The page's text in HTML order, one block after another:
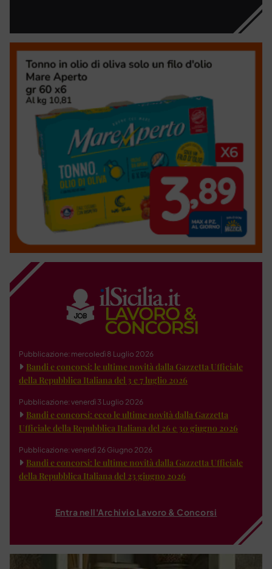
Pubblicazione: mercoledì 8 Luglio 2026
Bandi e concorsi: le ultime novità dalla Gazzetta Ufficiale
della Repubblica Italiana del 3 e 7 luglio 2026
Pubblicazione: venerdì 3 Luglio 2026
Bandi e concorsi: ecco le ultime novità dalla Gazzetta
Ufficiale della Repubblica Italiana del 26 e 30 giugno 2026
Pubblicazione: venerdì 26 Giugno 2026
Bandi e concorsi: le ultime novità dalla Gazzetta Ufficiale
della Repubblica Italiana del 23 giugno 2026
Entra nell'Archivio Lavoro & Concorsi